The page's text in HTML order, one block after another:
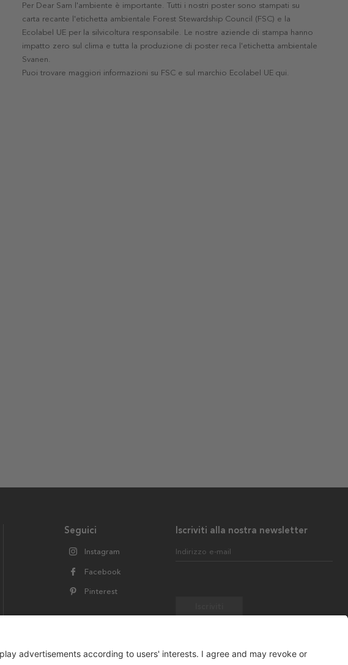
Per Dear Sam l'ambiente è importante. Tutti i nostri poster sono stampati su
carta recante l'etichetta ambientale Forest Stewardship Council (FSC) e la
Ecolabel UE per la silvicoltura responsabile. Le nostre aziende di stampa hanno
impatto zero sul clima e tutta la produzione di poster reca l'etichetta ambientale
Svanen.
Puoi trovare maggiori informazioni su FSC e sul marchio Ecolabel UE qui.
Iscriviti alla nostra newsletter
Indirizzo e-mail
Seguici
Instagram
Facebook
Pinterest